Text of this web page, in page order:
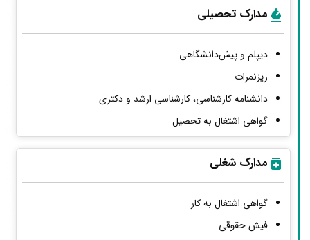
مدارک تحصیلی
دیپلم و پیش‌دانشگاهی
ریزنمرات
دانشنامه کارشناسی، کارشناسی ارشد و دکتری
گواهی اشتغال به تحصیل
مدارک شغلی
گواهی اشتغال به کار
فیش حقوقی